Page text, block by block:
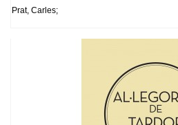
Prat, Carles;